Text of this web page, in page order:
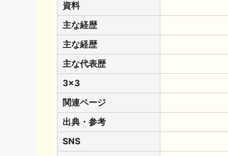
資料
主な経歴
主な経歴
主な代表歴
3x3
関連ページ
出典・参考
SNS